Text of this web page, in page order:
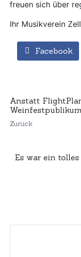
freuen sich über
Ihr Musikverein
Facebook
Anstatt
Zurück
Es war ein